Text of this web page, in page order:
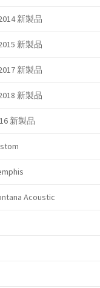
新製品
新製品
新製品
新製品
新製品
Acoustic